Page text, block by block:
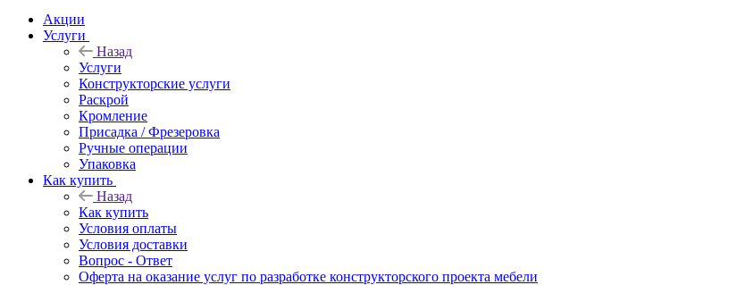
Акции
Услуги
Назад
Услуги
Конструкторские услуги
Раскрой
Кромление
Присадка / Фрезеровка
Ручные операции
Упаковка
Как купить
Назад
Как купить
Условия оплаты
Условия доставки
Вопрос - Ответ
Оферта на оказание услуг по разработке конструкторского проекта мебели